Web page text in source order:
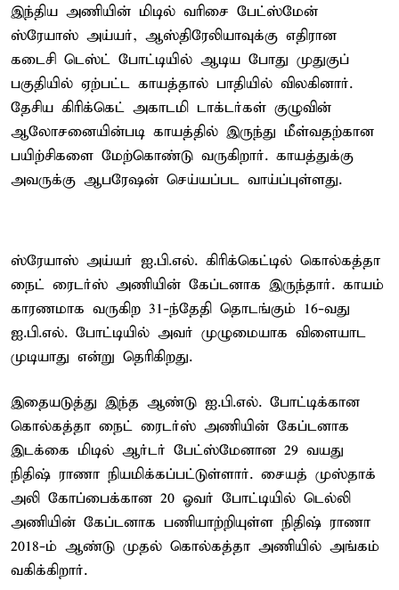
இந்திய அணியின் மிடில் வரிசை பேட்ஸ்மேன்
ஸ்ரேயாஸ் அய்யர், ஆஸ்திரேலியாவுக்கு எதிரான
கடைசி டெஸ்ட் போட்டியில் ஆடிய போது முதுகுப்
பகுதியில் ஏற்பட்ட காயத்தால் பாதியில் விலகினார்.
தேசிய கிரிக்கெட் அகாடமி டாக்டர்கள் குழுவின்
ஆலோசனையின்படி காயத்தில் இருந்து மீள்வதற்கான
பயிற்சிகளை மேற்கொண்டு வருகிறார். காயத்துக்கு
அவருக்கு ஆபரேஷன் செய்யப்பட வாய்ப்புள்ளது.
ஸ்ரேயாஸ் அய்யர் ஐ.பி.எல். கிரிக்கெட்டில் கொல்கத்தா
நைட் ரைடர்ஸ் அணியின் கேப்டனாக இருந்தார். காயம்
காரணமாக வருகிற 31-ந்தேதி தொடங்கும் 16-வது
ஐ.பி.எல். போட்டியில் அவர் முழுமையாக விளையாட
முடியாது என்று தெரிகிறது.
இதையடுத்து இந்த ஆண்டு ஐ.பி.எல். போட்டிக்கான
கொல்கத்தா நைட் ரைடர்ஸ் அணியின் கேப்டனாக
இடக்கை மிடில் ஆர்டர் பேட்ஸ்மேனான 29 வயது
நிதிஷ் ராணா நியமிக்கப்பட்டுள்ளார். சையத் முஸ்தாக்
அலி கோப்பைக்கான 20 ஓவர் போட்டியில் டெல்லி
அணியின் கேப்டனாக பணியாற்றியுள்ள நிதிஷ் ராணா
2018-ம் ஆண்டு முதல் கொல்கத்தா அணியில் அங்கம்
வகிக்கிறார்.